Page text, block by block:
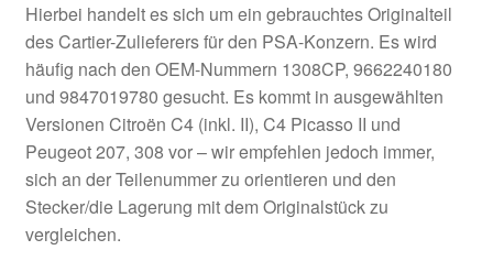
Hierbei handelt es sich um ein gebrauchtes Originalteil
des Cartier-Zulieferers für den PSA-Konzern. Es wird
häufig nach den OEM-Nummern 1308CP, 9662240180
und 9847019780 gesucht. Es kommt in ausgewählten
Versionen Citroën C4 (inkl. II), C4 Picasso II und
Peugeot 207, 308 vor – wir empfehlen jedoch immer,
sich an der Teilenummer zu orientieren und den
Stecker/die Lagerung mit dem Originalstück zu
vergleichen.